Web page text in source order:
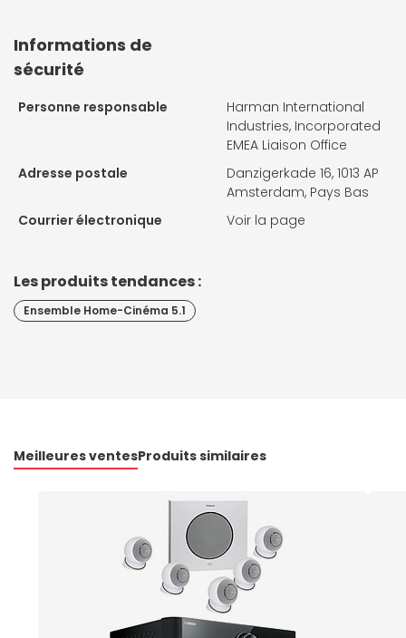
Informations de
sécurité
Personne responsable
Harman International
Industries, Incorporated
EMEA Liaison Office
Adresse postale
Danzigerkade 16, 1013 AP
Amsterdam, Pays Bas
Courrier électronique
Voir la page
Les produits tendances :
Ensemble Home-Cinéma 5.1
Meilleures ventesProduits similaires